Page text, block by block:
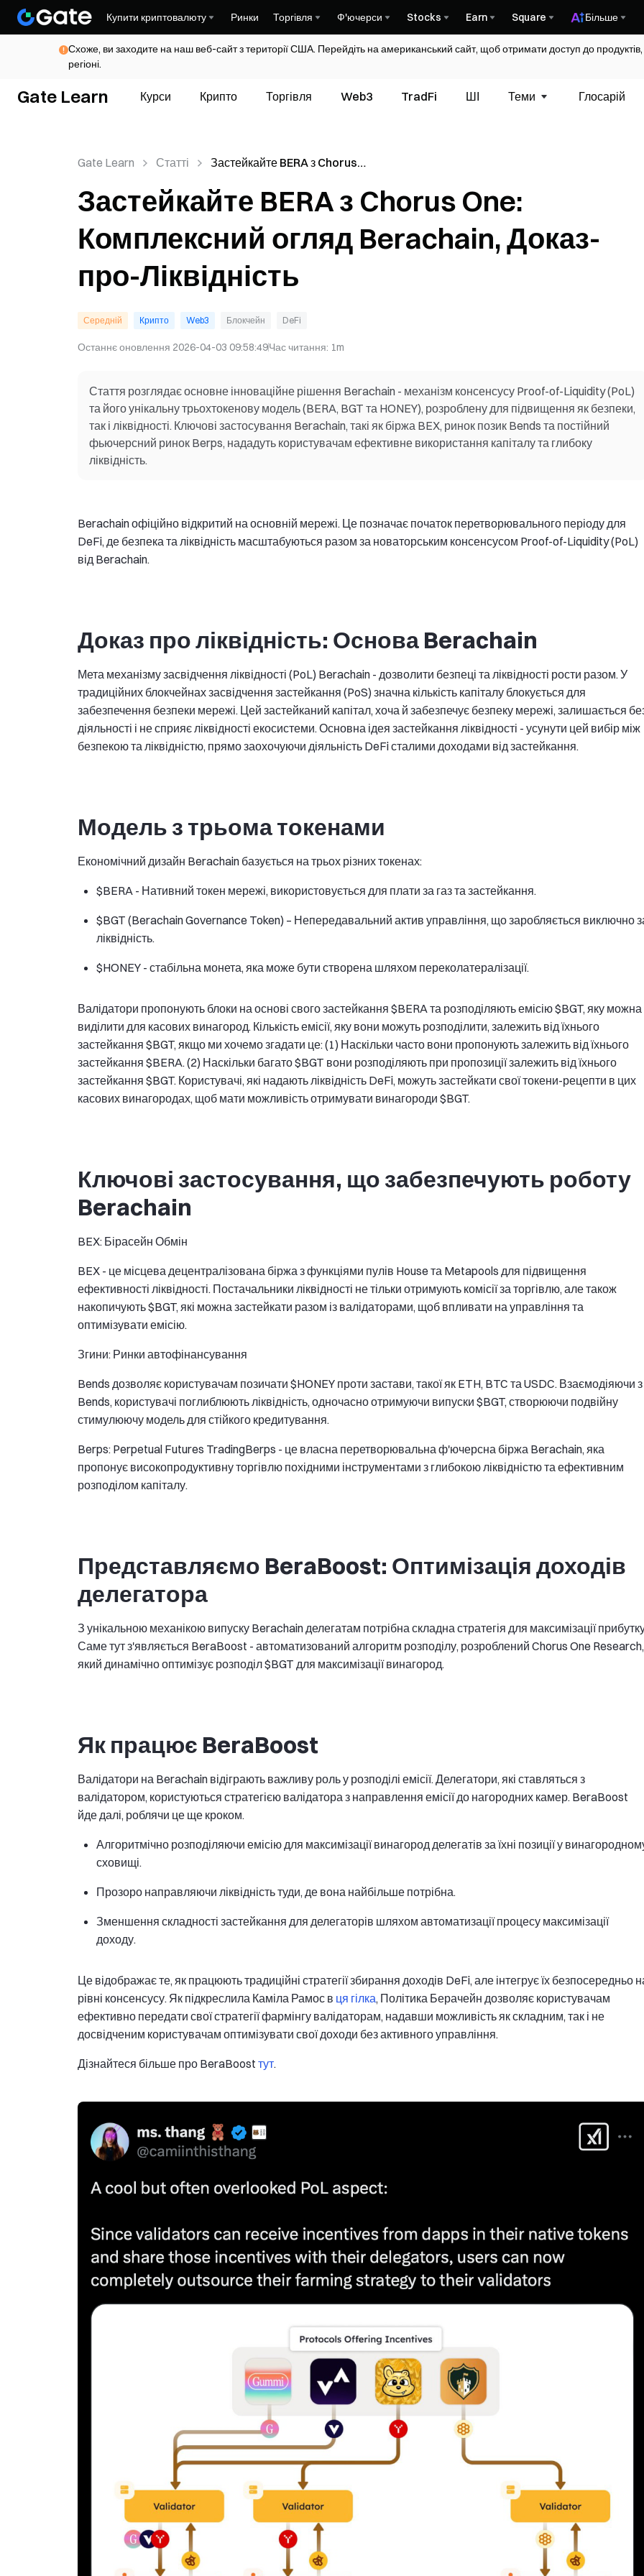
Купити криптовалюту Ринки Торгівля Ф'ючерси Stocks Earn Square Більше
Схоже, ви заходите на наш веб-сайт з території США. Перейдіть на американський сайт, щоб отримати доступ до
регіоні.
Gate Learn Курси Крипто Торгівля Web3 TradFi ШІ Теми Глосарій
Gate Learn Статті
Застейкайте BERA з Chorus
Berachain, Доказ-про-
Ліквідність
Застейкайте BERA з Chorus One:
Комплексний огляд Berachain, Доказ-
про-Ліквідність
Середній Крипто Web3 Блокчейн DeFi
Останнє оновлення 2026-04-03 09:58:49Час читання: 1m
Стаття розглядає основне інноваційне рішення Berachain - механізм консенсусу Proof-of-Liquidity (PoL)
та його унікальну трьохтокенову модель (BERA, BGT та HONEY), розроблену для підвищення як безпеки,
так і ліквідності. Ключові застосування Berachain, такі як біржа BEX, ринок позик Bends та постійний
фьючерсний ринок Berps, нададуть користувачам ефективне використання капіталу та глибоку
ліквідність.
Berachain офіційно відкритий на основній мережі. Це позначає початок перетворювального періоду для
DeFi, де безпека та ліквідність масштабуються разом за новаторським консенсусом Proof-of-Liquidity (PoL)
від Berachain.
Доказ про ліквідність: Основа Berachain
Мета механізму засвідчення ліквідності (PoL) Berachain - дозволити безпеці та ліквідності рости разом. У
традиційних блокчейнах засвідчення застейкання (PoS) значна кількість капіталу блокується для
забезпечення безпеки мережі. Цей застейканий капітал, хоча й забезпечує безпеку мережі, залишається
діяльності і не сприяє ліквідності екосистеми. Основна ідея застейкання ліквідності - усунути цей вибір між
безпекою та ліквідністю, прямо заохочуючи діяльність DeFi сталими доходами від застейкання.
Модель з трьома токенами
Економічний дизайн Berachain базується на трьох різних токенах:
$BERA - Нативний токен мережі, використовується для плати за газ та застейкання.
$BGT (Berachain Governance Token) – Непередавальний актив управління, що заробляється виключно
ліквідність.
$HONEY - стабільна монета, яка може бути створена шляхом переколатералізації.
Валідатори пропонують блоки на основі свого застейкання $BERA та розподіляють емісію $BGT, яку можна
виділити для касових винагород. Кількість емісії, яку вони можуть розподілити, залежить від їхнього
застейкання $BGT, якщо ми хочемо згадати це: (1) Наскільки часто вони пропонують залежить від їхнього
застейкання $BERA. (2) Наскільки багато $BGT вони розподіляють при пропозиції залежить від їхнього
застейкання $BGT. Користувачі, які надають ліквідність DeFi, можуть застейкати свої токени-рецепти в цих
касових винагородах, щоб мати можливість отримувати винагороди $BGT.
Ключові застосування, що забезпечують роботу
Berachain
BEX: Бірасейн Обмін
BEX - це місцева децентралізована біржа з функціями пулів House та Metapools для підвищення
ефективності ліквідності. Постачальники ліквідності не тільки отримують комісії за торгівлю, але також
накопичують $BGT, які можна застейкати разом із валідаторами, щоб впливати на управління та
оптимізувати емісію.
Згини: Ринки автофінансування
Bends дозволяє користувачам позичати $HONEY проти застави, такої як ETH, BTC та USDC. Взаємодіяючи з
Bends, користувачі поглиблюють ліквідність, одночасно отримуючи випуски $BGT, створюючи подвійну
стимулюючу модель для стійкого кредитування.
Berps: Perpetual Futures TradingBerps - це власна перетворювальна ф'ючерсна біржа Berachain, яка
пропонує високопродуктивну торгівлю похідними інструментами з глибокою ліквідністю та ефективним
розподілом капіталу.
Представляємо BeraBoost: Оптимізація доходів
делегатора
З унікальною механікою випуску Berachain делегатам потрібна складна стратегія для максимізації
Саме тут з'являється BeraBoost - автоматизований алгоритм розподілу, розроблений Chorus One Research,
який динамічно оптимізує розподіл $BGT для максимізації винагород.
Як працює BeraBoost
Валідатори на Berachain відіграють важливу роль у розподілі емісії. Делегатори, які ставляться з
валідатором, користуються стратегією валідатора з направлення емісії до нагородних камер. BeraBoost
йде далі, роблячи це ще кроком.
Алгоритмічно розподіляючи емісію для максимізації винагород делегатів за їхні позиції у
сховищі.
Прозоро направляючи ліквідність туди, де вона найбільше потрібна.
Зменшення складності застейкання для делегаторів шляхом автоматизації процесу максимізації
доходу.
Це відображає те, як працюють традиційні стратегії збирання доходів DeFi, але інтегрує їх безпосередньо
рівні консенсусу. Як підкреслила Каміла Рамос в ця гілка, Політика Берачейн дозволяє користувачам
ефективно передати свої стратегії фармінгу валідаторам, надавши можливість як складним, так і не
досвідченим користувачам оптимізувати свої доходи без активного управління.
Дізнайтеся більше про BeraBoost тут.